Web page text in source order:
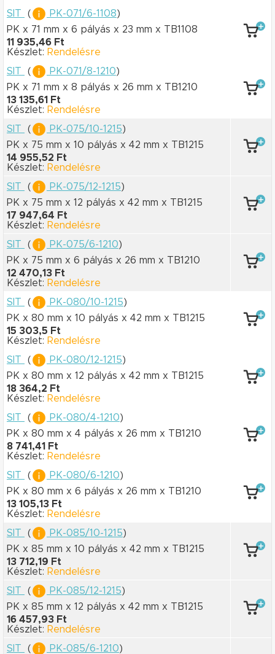
SIT
( PK-071/6-1108)
PK x 71 mm x 6 pályás x 23 mm x TB1108
11 935,46 Ft
Készlet: Rendelésre
SIT
( PK-071/8-1210)
PK x 71 mm x 8 pályás x 26 mm x TB1210
13 135,61 Ft
Készlet: Rendelésre
SIT
( PK-075/10-1215)
PK x 75 mm x 10 pályás x 42 mm x TB1215
14 955,52 Ft
Készlet: Rendelésre
SIT
( PK-075/12-1215)
PK x 75 mm x 12 pályás x 42 mm x TB1215
17 947,64 Ft
Készlet: Rendelésre
SIT
( PK-075/6-1210)
PK x 75 mm x 6 pályás x 26 mm x TB1210
12 470,13 Ft
Készlet: Rendelésre
SIT
( PK-080/10-1215)
PK x 80 mm x 10 pályás x 42 mm x TB1215
15 303,5 Ft
Készlet: Rendelésre
SIT
( PK-080/12-1215)
PK x 80 mm x 12 pályás x 42 mm x TB1215
18 364,2 Ft
Készlet: Rendelésre
SIT
( PK-080/4-1210)
PK x 80 mm x 4 pályás x 26 mm x TB1210
8 741,41 Ft
Készlet: Rendelésre
SIT
( PK-080/6-1210)
PK x 80 mm x 6 pályás x 26 mm x TB1210
13 105,13 Ft
Készlet: Rendelésre
SIT
( PK-085/10-1215)
PK x 85 mm x 10 pályás x 42 mm x TB1215
13 712,19 Ft
Készlet: Rendelésre
SIT
( PK-085/12-1215)
PK x 85 mm x 12 pályás x 42 mm x TB1215
16 457,93 Ft
Készlet: Rendelésre
SIT
( PK-085/6-1210)